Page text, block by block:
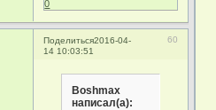
0
Поделиться 60
2016-04-
14 10:03:51
Boshmax
написал(а):